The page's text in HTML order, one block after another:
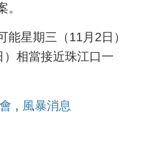
。
能星期三（11月2日）
相當接近珠江口一
, 風暴消息